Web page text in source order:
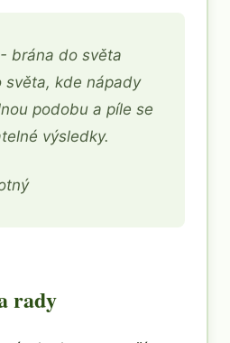
brána do světa
světa, kde nápady
podobu a píle se
výsledky.
rady